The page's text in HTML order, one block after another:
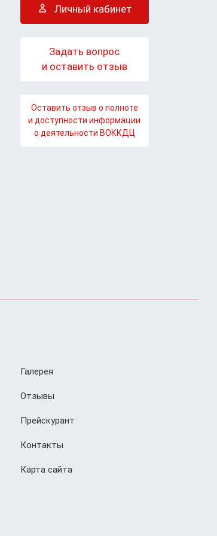
Личный кабинет
Задать вопрос
и оставить отзыв
Оставить отзыв о полноте
и доступности информации
о деятельности ВОККДЦ
Галерея
Отзывы
Прейскурант
Контакты
Карта сайта